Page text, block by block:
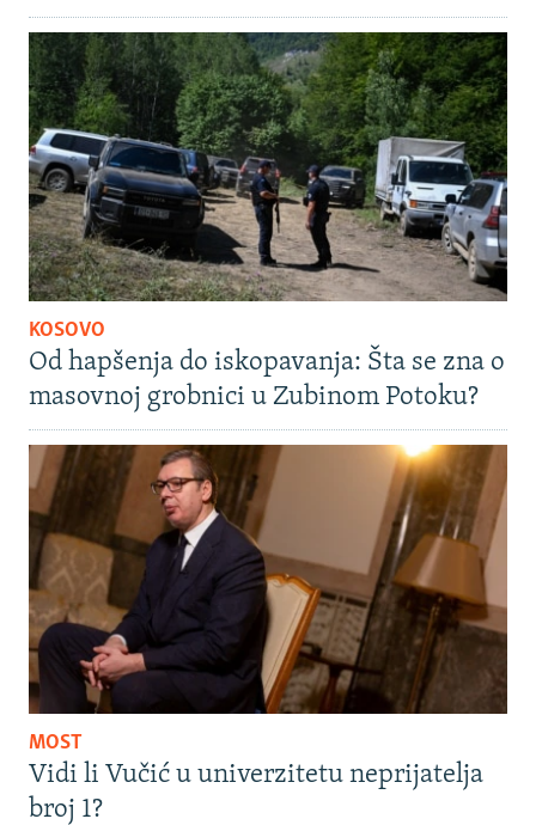
KOSOVO
Od hapšenja do iskopavanja: Šta se zna o
masovnoj grobnici u Zubinom Potoku?
MOST
Vidi li Vučić u univerzitetu neprijatelja
broj 1?